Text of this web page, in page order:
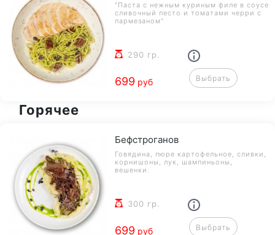
"Паста с нежным куриным филе в соусе
сливочный песто и томатами черри с
пармезаном"
290 гр.
699 руб Выбрать
Горячее
Бефстроганов
Говядина, пюре картофельное, сливки,
корнишоны, лук, шампиньоны,
вешенки.
300 гр.
699 руб Выбрать